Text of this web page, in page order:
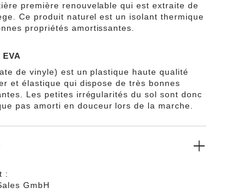
première renouvelable qui est extraite de
Ce produit naturel est un isolant thermique
propriétés amortissantes.
EVA
de vinyle) est un plastique haute qualité
et élastique qui dispose de très bonnes
Les petites irrégularités du sol sont donc
pas amorti en douceur lors de la marche.
:
GmbH